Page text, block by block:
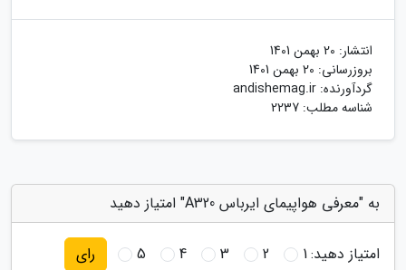
انتشار: 20 بهمن 1401
بروزرسانی: 20 بهمن 1401
گردآورنده: andishemag.ir
شناسه مطلب: 2237
به "معرفی هواپیمای ایرباس A320" امتیاز دهید
امتیاز دهید:1
2
3
4
5 رای